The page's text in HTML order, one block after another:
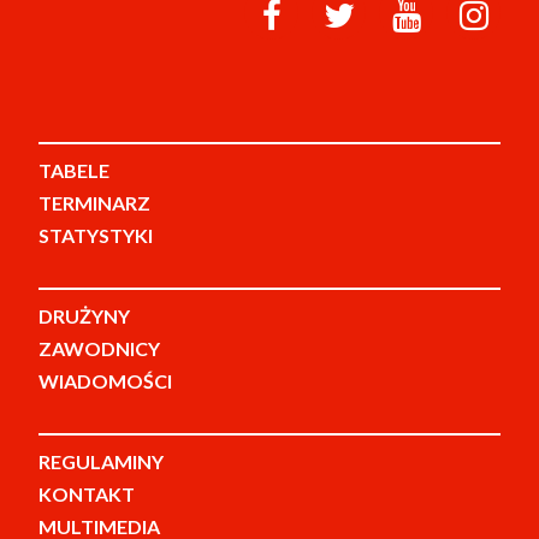
TABELE
TERMINARZ
STATYSTYKI
DRUŻYNY
ZAWODNICY
WIADOMOŚCI
REGULAMINY
KONTAKT
MULTIMEDIA